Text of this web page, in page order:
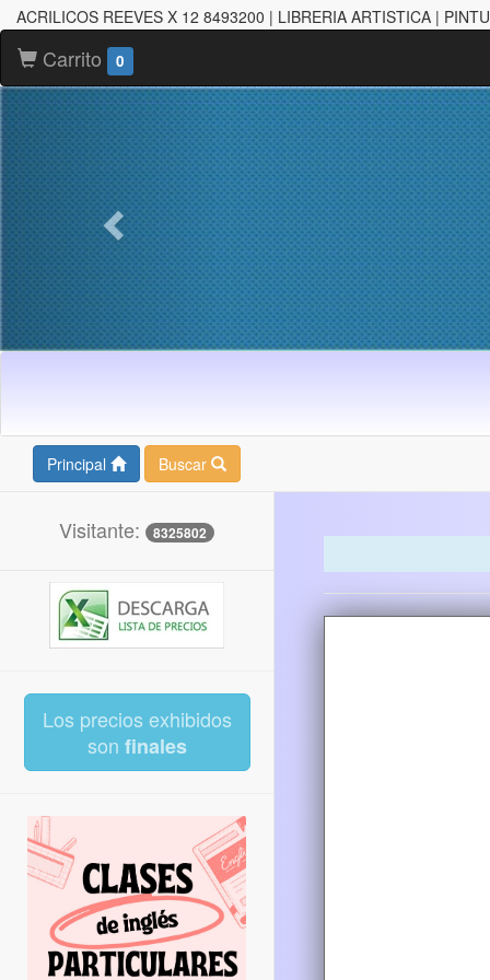
ACRILICOS REEVES X 12 8493200 | LIBRERIA ARTISTICA |
Carrito 0
Principal Buscar
Visitante: 8325802
Los precios exhibidos
son finales